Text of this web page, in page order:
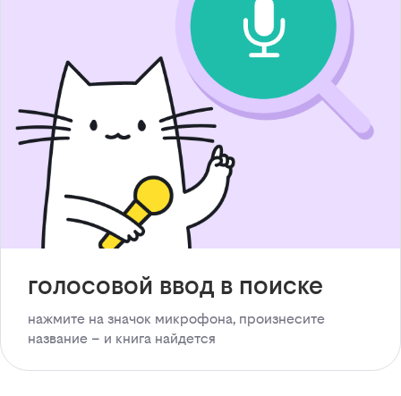
голосовой ввод в поиске
нажмите на значок микрофона, произнесите
название – и книга найдется